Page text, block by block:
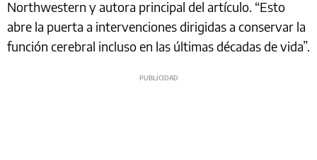
Northwestern y autora principal del artículo. “Esto
abre la puerta a intervenciones dirigidas a conservar la
función cerebral incluso en las últimas décadas de vida”.